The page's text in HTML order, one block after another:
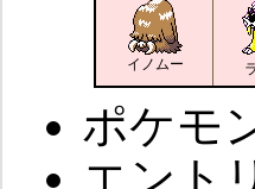
イノムー
ポケモ
エント